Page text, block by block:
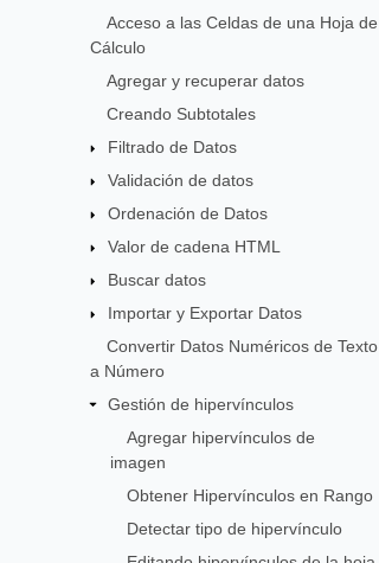
Acceso a las Celdas de una Hoja de
Cálculo
Agregar y recuperar datos
Creando Subtotales
Filtrado de Datos
Validación de datos
Ordenación de Datos
Valor de cadena HTML
Buscar datos
Importar y Exportar Datos
Convertir Datos Numéricos de Texto
a Número
Gestión de hipervínculos
Agregar hipervínculos de
imagen
Obtener Hipervínculos en Rango
Detectar tipo de hipervínculo